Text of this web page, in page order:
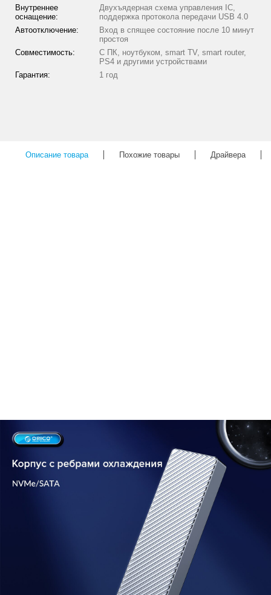
Внутреннее
оснащение:
Двухъядерная схема управления IC,
поддержка протокола передачи USB 4.0
Автоотключение:
Вход в спящее состояние после 10 минут
простоя
Совместимость:
С ПК, ноутбуком, smart TV, smart router,
PS4 и другими устройствами
Гарантия:
1 год
Описание товара Похожие товары Драйвера